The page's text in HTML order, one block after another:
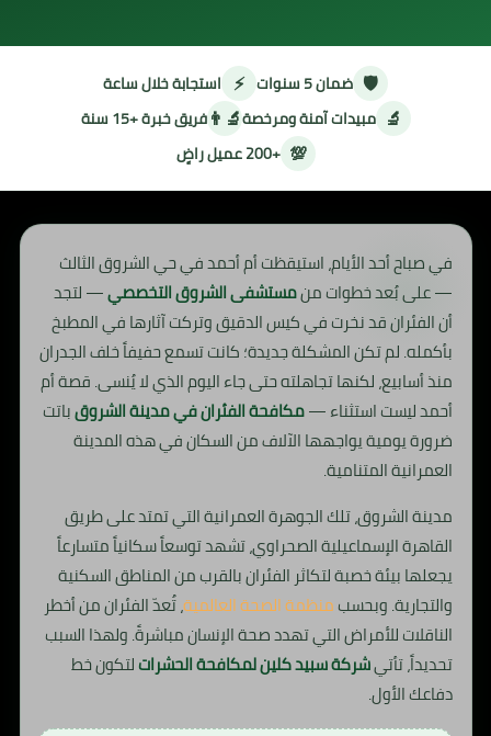
🛡️ ضمان 5 سنوات ⚡ استجابة خلال ساعة
🔬 مبيدات آمنة ومرخصة👨‍🔬فريق خبرة +15 سنة
💯 +200 عميل راضٍ
في صباح أحد الأيام، استيقظت أم أحمد في حي الشروق الثالث
— على بُعد خطوات منمستشفى الشروق التخصصي— لتجد
أن الفئران قد نخرت في كيس الدقيق وتركت آثارها في المطبخ
بأكمله. لم تكن المشكلة جديدة؛ كانت تسمع حفيفاً خلف الجدران
منذ أسابيع، لكنها تجاهلته حتى جاء اليوم الذي لا يُنسى. قصة أم
أحمد ليست استثناء —مكافحة الفئران في مدينة الشروقباتت
ضرورة يومية يواجهها الآلاف من السكان في هذه المدينة
العمرانية المتنامية.
مدينة الشروق، تلك الجوهرة العمرانية التي تمتد على طريق
القاهرة الإسماعيلية الصحراوي، تشهد توسعاً سكانياً متسارعاً
يجعلها بيئة خصبة لتكاثر الفئران بالقرب من المناطق السكنية
والتجارية. وبحسبمنظمة الصحة العالمية، تُعدّ الفئران من أخطر
الناقلات للأمراض التي تهدد صحة الإنسان مباشرةً. ولهذا السبب
تحديداً، تأتيشركة سبيد كلين لمكافحة الحشراتلتكون خط
دفاعك الأول.